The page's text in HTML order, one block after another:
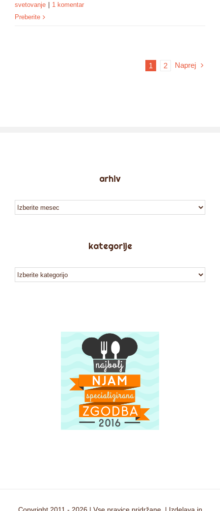
svetovanje
1 komentar
Preberite
1 2 Naprej
arhiv
arhiv
kategorije
kategorije